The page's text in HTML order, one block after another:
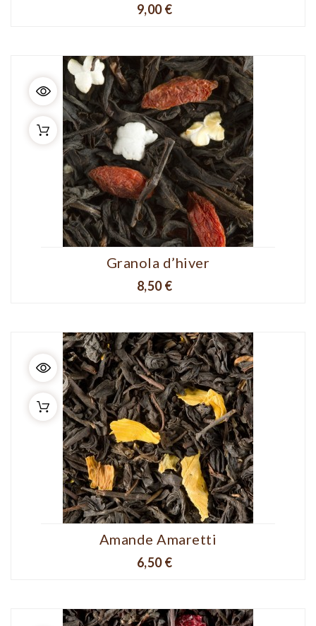
Prix
9,00 €
Granola d’hiver
Prix
8,50 €
Amande Amaretti
Prix
6,50 €